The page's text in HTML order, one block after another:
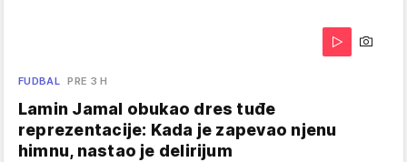
FUDBAL PRE 3 H
Lamin Jamal obukao dres tuđe
reprezentacije: Kada je zapevao njenu
himnu, nastao je delirijum